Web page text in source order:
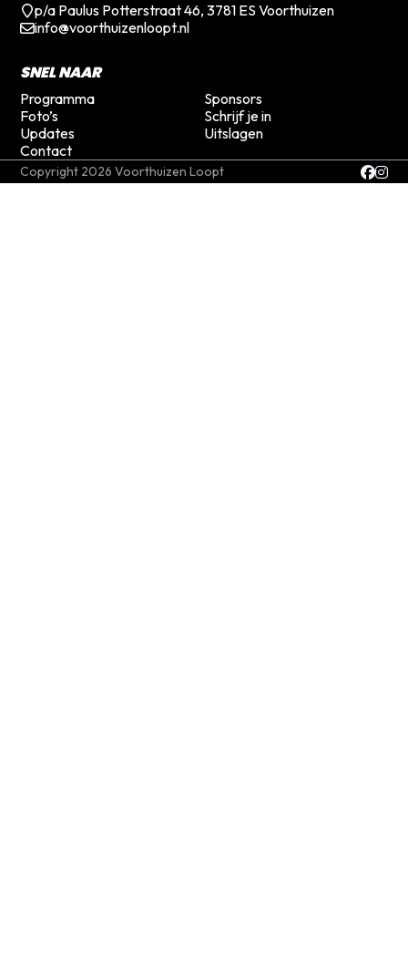
p/a Paulus Potterstraat 46, 3781 ES Voorthuizen
info@voorthuizenloopt.nl
SNEL NAAR
Programma
Sponsors
Foto’s
Schrijf je in
Updates
Uitslagen
Contact
Copyright 2026 Voorthuizen Loopt